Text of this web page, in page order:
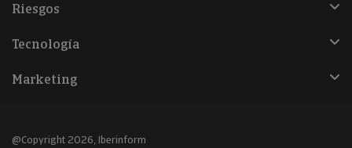
Riesgos
Tecnología
Marketing
@Copyright 2026, Iberinform